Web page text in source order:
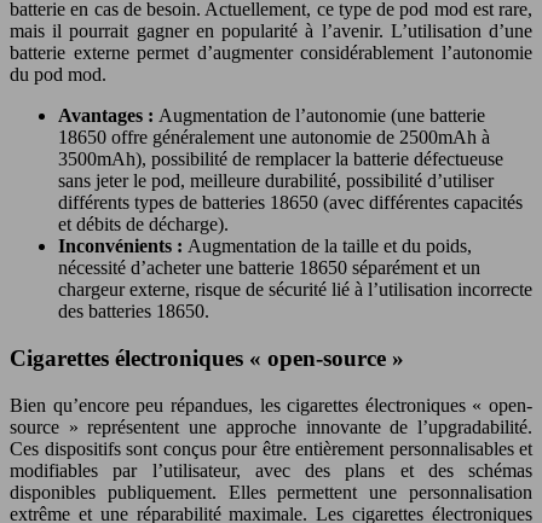
batterie en cas de besoin. Actuellement, ce type de pod mod est rare,
mais il pourrait gagner en popularité à l’avenir. L’utilisation d’une
batterie externe permet d’augmenter considérablement l’autonomie
du pod mod.
Avantages : Augmentation de l’autonomie (une batterie
18650 offre généralement une autonomie de 2500mAh à
3500mAh), possibilité de remplacer la batterie défectueuse
sans jeter le pod, meilleure durabilité, possibilité d’utiliser
différents types de batteries 18650 (avec différentes capacités
et débits de décharge).
Inconvénients : Augmentation de la taille et du poids,
nécessité d’acheter une batterie 18650 séparément et un
chargeur externe, risque de sécurité lié à l’utilisation incorrecte
des batteries 18650.
Cigarettes électroniques « open-source »
Bien qu’encore peu répandues, les cigarettes électroniques « open-
source » représentent une approche innovante de l’upgradabilité.
Ces dispositifs sont conçus pour être entièrement personnalisables et
modifiables par l’utilisateur, avec des plans et des schémas
disponibles publiquement. Elles permettent une personnalisation
extrême et une réparabilité maximale. Les cigarettes électroniques